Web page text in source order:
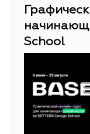
School